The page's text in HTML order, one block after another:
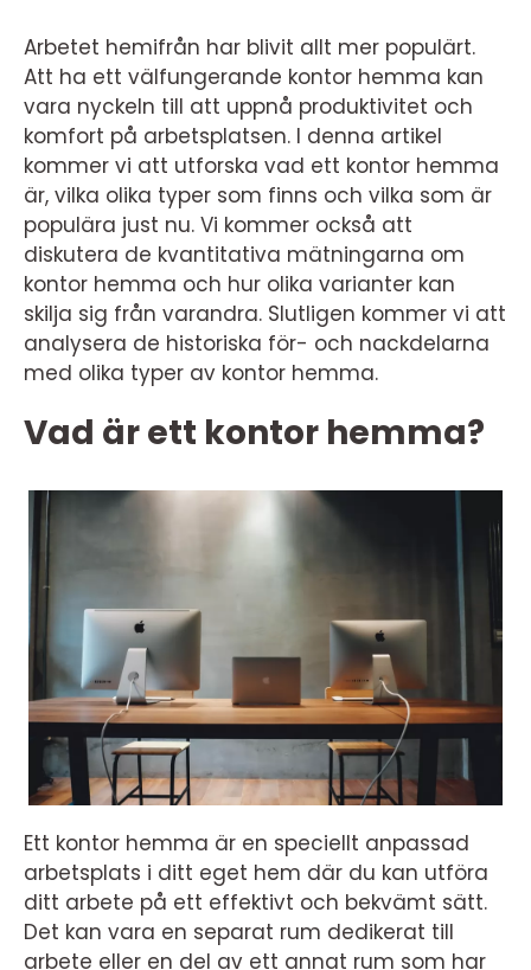
Arbetet hemifrån har blivit allt mer populärt.
Att ha ett välfungerande kontor hemma kan
vara nyckeln till att uppnå produktivitet och
komfort på arbetsplatsen. I denna artikel
kommer vi att utforska vad ett kontor hemma
är, vilka olika typer som finns och vilka som är
populära just nu. Vi kommer också att
diskutera de kvantitativa mätningarna om
kontor hemma och hur olika varianter kan
skilja sig från varandra. Slutligen kommer vi att
analysera de historiska för- och nackdelarna
med olika typer av kontor hemma.
Vad är ett kontor hemma?
Ett kontor hemma är en speciellt anpassad
arbetsplats i ditt eget hem där du kan utföra
ditt arbete på ett effektivt och bekvämt sätt.
Det kan vara en separat rum dedikerat till
arbete eller en del av ett annat rum som har